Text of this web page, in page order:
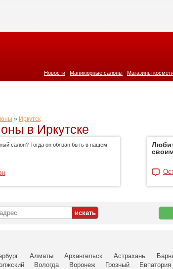
Новости Маникюрные салоны Магазины
» Иркутск
в Иркутске
салон? Тогда он обязан быть в нашем
Алматы Архангельск Астрахань
Вологда Воронеж Грозный Евпатория